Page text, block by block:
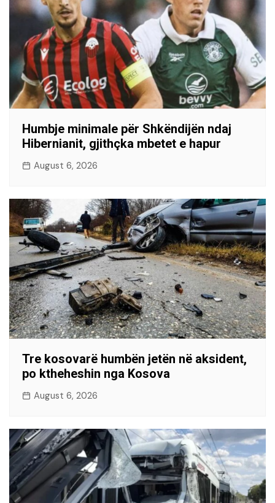
Humbje minimale për Shkëndijën ndaj
Hibernianit, gjithçka mbetet e hapur
August 6, 2026
Tre kosovarë humbën jetën në aksident,
po ktheheshin nga Kosova
August 6, 2026